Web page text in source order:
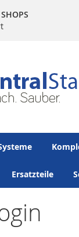
Ersatzteile